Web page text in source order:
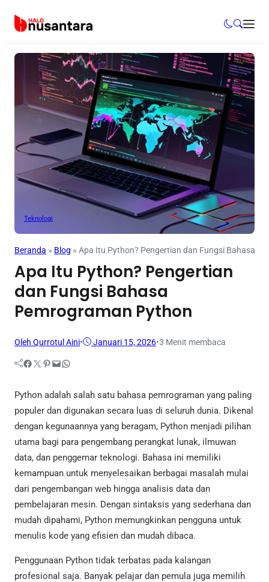
Teknologi
Beranda » Blog » Apa Itu Python? Pengertian dan Fungsi Bahasa
Apa Itu Python? Pengertian
dan Fungsi Bahasa
Pemrograman Python
Oleh Qurrotul Aini• Januari 15, 2026•3 Menit membaca
Facebook Twitter Pinterest Mail WhatsApp
Python adalah salah satu bahasa pemrograman yang paling
populer dan digunakan secara luas di seluruh dunia. Dikenal
dengan kegunaannya yang beragam, Python menjadi pilihan
utama bagi para pengembang perangkat lunak, ilmuwan
data, dan penggemar teknologi. Bahasa ini memiliki
kemampuan untuk menyelesaikan berbagai masalah mulai
dari pengembangan web hingga analisis data dan
pembelajaran mesin. Dengan sintaksis yang sederhana dan
mudah dipahami, Python memungkinkan pengguna untuk
menulis kode yang efisien dan mudah dibaca.
Penggunaan Python tidak terbatas pada kalangan
profesional saja. Banyak pelajar dan pemula juga memilih